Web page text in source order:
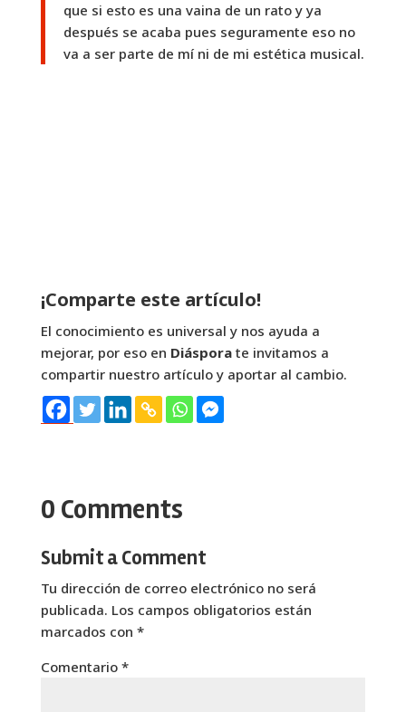
que si esto es una vaina de un rato y ya
después se acaba pues seguramente eso no
va a ser parte de mí ni de mi estética musical.
¡Comparte este artículo!
El conocimiento es universal y nos ayuda a
mejorar, por eso en Diásporate invitamos a
compartir nuestro artículo y aportar al cambio.
0 Comments
Submit a Comment
Tu dirección de correo electrónico no será
publicada. Los campos obligatorios están
marcados con *
Comentario *